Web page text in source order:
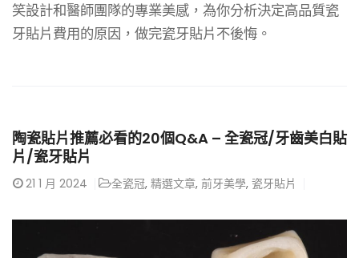
笑設計和醫師團隊的專業美感，為你分析決定高品質瓷
牙貼片費用的原因，做完瓷牙貼片不後悔。
陶瓷貼片推薦必看的20個Q&A – 全瓷冠/牙齒美白貼
片/瓷牙貼片
21 1 月 2024 全瓷冠, 精選文章, 前牙美學, 瓷牙貼片